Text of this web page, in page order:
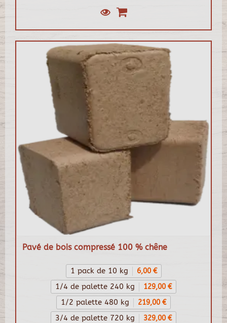
Pavé de bois compressé 100 % chêne
1 pack de 10 kg 6,00 €
1/4 de palette 240 kg 129,00 €
1/2 palette 480 kg 219,00 €
3/4 de palette 720 kg 329,00 €